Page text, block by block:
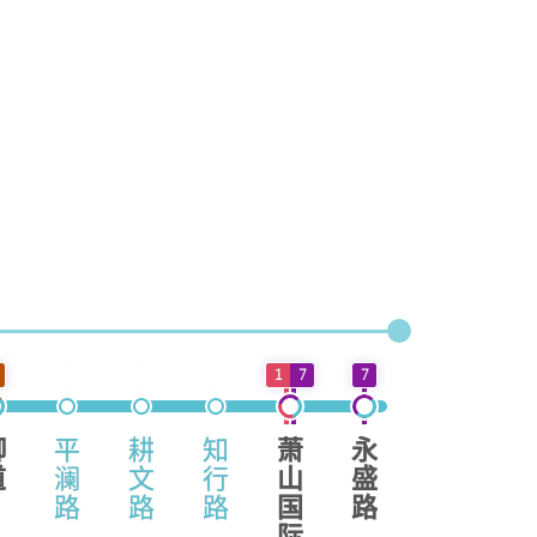
平
澜
路
耕
文
路
知
行
路
1 7
萧
山
国
7
永
盛
路